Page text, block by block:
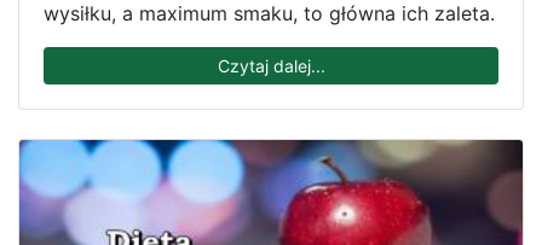
wysiłku, a maximum smaku, to główna ich zaleta.
Czytaj dalej...